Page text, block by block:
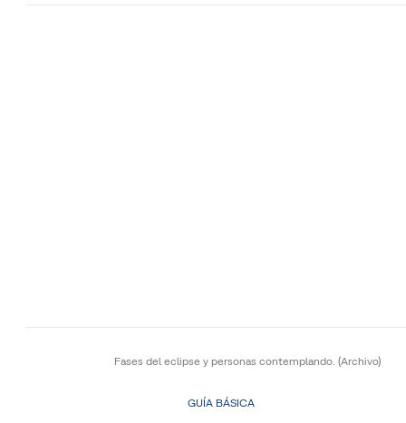
Fases del eclipse y personas contemplando. (Archivo)
GUÍA BÁSICA